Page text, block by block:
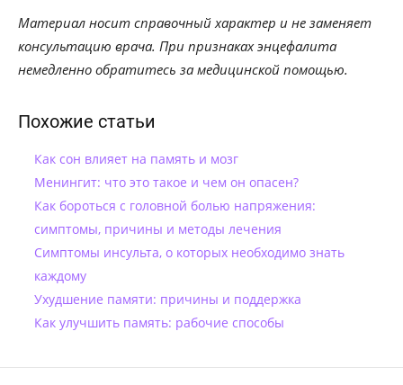
Материал носит справочный характер и не заменяет
консультацию врача. При признаках энцефалита
немедленно обратитесь за медицинской помощью.
Похожие статьи
Как сон влияет на память и мозг
Менингит: что это такое и чем он опасен?
Как бороться с головной болью напряжения:
симптомы, причины и методы лечения
Симптомы инсульта, о которых необходимо знать
каждому
Ухудшение памяти: причины и поддержка
Как улучшить память: рабочие способы